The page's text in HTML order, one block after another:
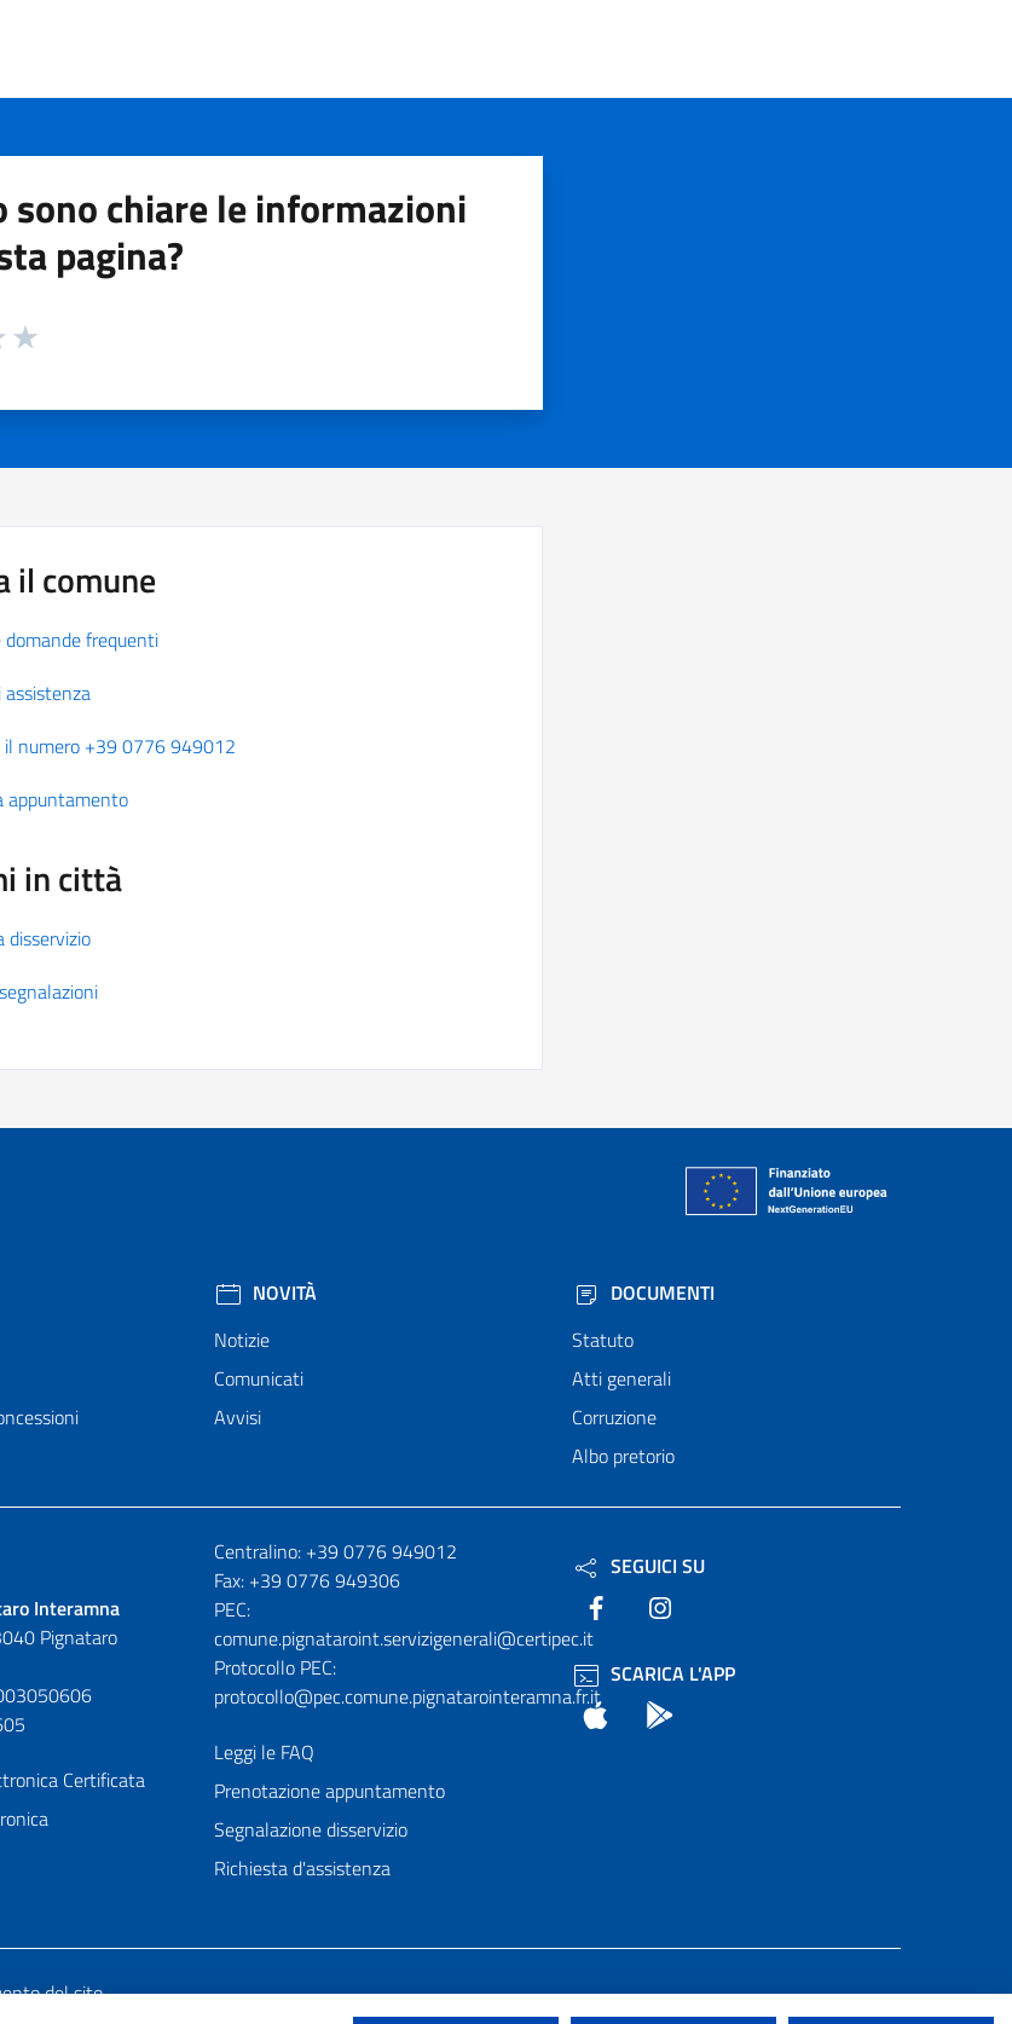
sono chiare le informazioni
pagina?
la pagina
il comune
domande frequenti
assistenza
il numero +39 0776 949012
appuntamento
in città
disservizio
NOVITÀ
Notizie
Comunicati
Avvisi
DOCUMENTI
Statuto
Atti generali
Corruzione
Albo pretorio
Interamna
Pignataro
Certificata
Numeri utili
Centralino: +39 0776 949012
Fax: +39 0776 949306
PEC:
comune.pignataroint.servizigenerali@certipec.it
Protocollo PEC:
protocollo@pec.comune.pignatarointeramna.fr.it
Leggi le FAQ
Prenotazione appuntamento
Segnalazione disservizio
Richiesta d'assistenza
SEGUICI SU
Facebook
SCARICA L'APP
App Store
del sito